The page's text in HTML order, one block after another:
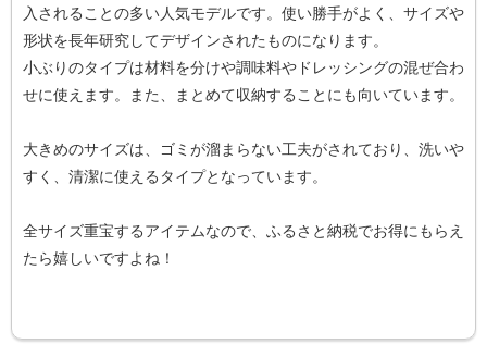
入されることの多い人気モデルです。使い勝手がよく、サイズや
形状を長年研究してデザインされたものになります。
小ぶりのタイプは材料を分けや調味料やドレッシングの混ぜ合わ
せに使えます。また、まとめて収納することにも向いています。
大きめのサイズは、ゴミが溜まらない工夫がされており、洗いや
すく、清潔に使えるタイプとなっています。
全サイズ重宝するアイテムなので、ふるさと納税でお得にもらえ
たら嬉しいですよね！